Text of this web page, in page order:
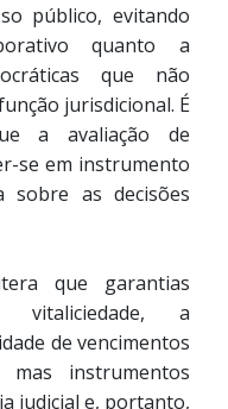
público, evitando
quanto a
que não
jurisdicional. É
a avaliação de
se em instrumento
sobre as decisões
que garantias
vitaliciedade, a
de vencimentos
mas instrumentos
judicial e, portanto,